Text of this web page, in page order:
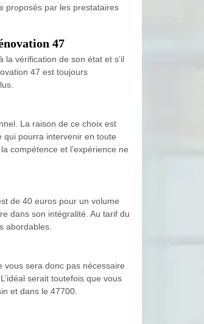
proposés par les prestataires
47
vérification de son état et s’il
47 est toujours
La raison de ce choix est
qui pourra intervenir en toute
compétence et l’expérience ne
de 40 euros pour un volume
dans son intégralité. Au tarif du
abordables.
vous sera donc pas nécessaire
serait toutefois que vous
et dans le 47700.